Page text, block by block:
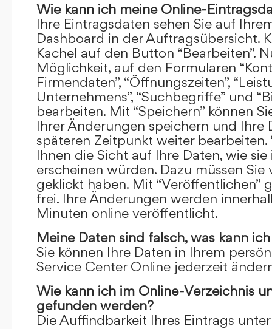
Wie kann ich meine Online-
Ihre Eintragsdaten sehen Sie auf
Dashboard in der Auftragsübersicht.
Kachel auf den Button “Bearbeiten”.
Möglichkeit, auf den Formularen
Firmendaten”, “Öffnungszeiten”,
Unternehmens”, “Suchbegriffe” und
bearbeiten. Mit “Speichern” können
Ihrer Änderungen speichern und Ihre
späteren Zeitpunkt weiter bearbeiten.
Ihnen die Sicht auf Ihre Daten, wie
erscheinen würden. Dazu müssen Sie
geklickt haben. Mit “Veröffentlichen”
frei. Ihre Änderungen werden
Minuten online veröffentlicht.
Meine Daten sind falsch, was kann
Sie können Ihre Daten in Ihrem
Service Center Online jederzeit
Wie kann ich im Online-Verzeichnis
gefunden werden?
Die Auffindbarkeit Ihres Eintrags